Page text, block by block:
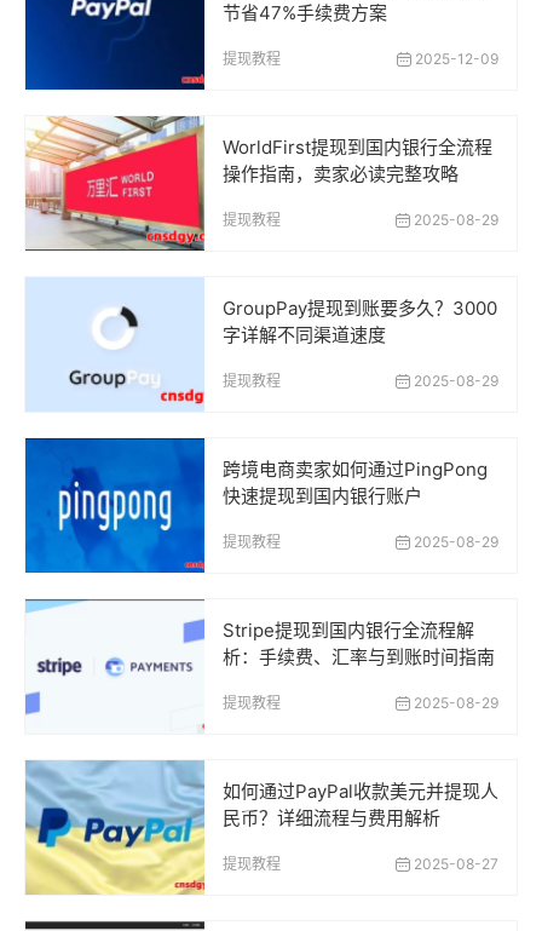
节省47%手续费方案
提现教程 2025-12-09
WorldFirst提现到国内银行全流程
操作指南，卖家必读完整攻略
提现教程 2025-08-29
GroupPay提现到账要多久？3000
字详解不同渠道速度
提现教程 2025-08-29
跨境电商卖家如何通过PingPong
快速提现到国内银行账户
提现教程 2025-08-29
Stripe提现到国内银行全流程解
析：手续费、汇率与到账时间指南
提现教程 2025-08-29
如何通过PayPal收款美元并提现人
民币？详细流程与费用解析
提现教程 2025-08-27